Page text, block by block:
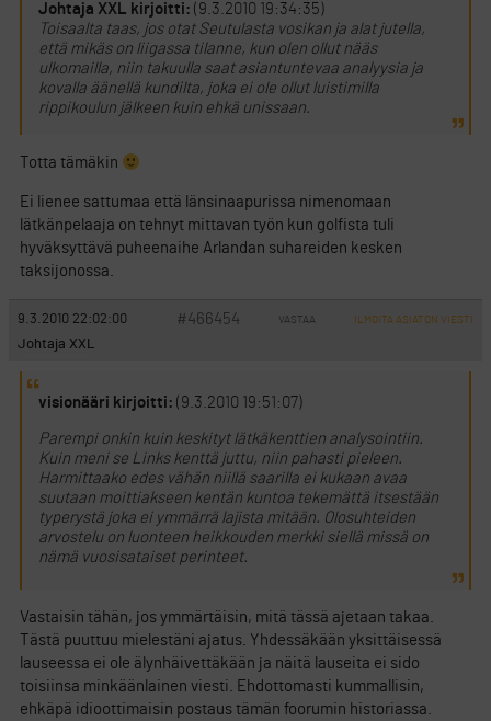
Johtaja XXL kirjoitti: (9.3.2010 19:34:35)
Toisaalta taas, jos otat Seutulasta vosikan ja alat jutella,
että mikäs on liigassa tilanne, kun olen ollut nääs
ulkomailla, niin takuulla saat asiantuntevaa analyysia ja
kovalla äänellä kundilta, joka ei ole ollut luistimilla
rippikoulun jälkeen kuin ehkä unissaan.
Totta tämäkin
Ei lienee sattumaa että länsinaapurissa nimenomaan
lätkänpelaaja on tehnyt mittavan työn kun golfista tuli
hyväksyttävä puheenaihe Arlandan suhareiden kesken
taksijonossa.
9.3.2010 22:02:00 #466454 VASTAA ILMOITA ASIATON VIESTI
Johtaja XXL
visionääri kirjoitti: (9.3.2010 19:51:07)
Parempi onkin kuin keskityt lätkäkenttien analysointiin.
Kuin meni se Links kenttä juttu, niin pahasti pieleen.
Harmittaako edes vähän niillä saarilla ei kukaan avaa
suutaan moittiakseen kentän kuntoa tekemättä itsestään
typerystä joka ei ymmärrä lajista mitään. Olosuhteiden
arvostelu on luonteen heikkouden merkki siellä missä on
nämä vuosisataiset perinteet.
Vastaisin tähän, jos ymmärtäisin, mitä tässä ajetaan takaa.
Tästä puuttuu mielestäni ajatus. Yhdessäkään yksittäisessä
lauseessa ei ole älynhäivettäkään ja näitä lauseita ei sido
toisiinsa minkäänlainen viesti. Ehdottomasti kummallisin,
ehkäpä idioottimaisin postaus tämän foorumin historiassa.